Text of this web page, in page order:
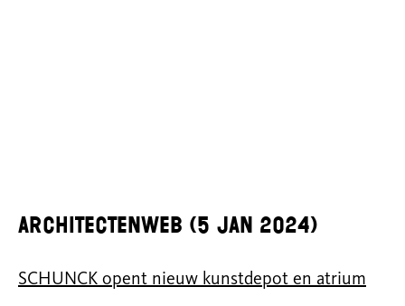
Architectenweb (5 Jan 2024)
SCHUNCK opent nieuw kunstdepot en atrium